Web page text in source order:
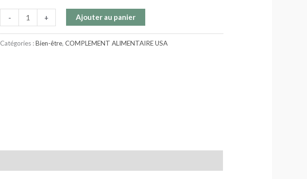
- + Ajouter au panier
Catégories :Bien-être, COMPLEMENT ALIMENTAIRE USA